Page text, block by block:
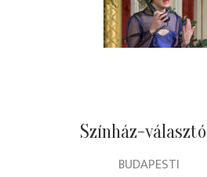
Színház-választó
BUDAPESTI